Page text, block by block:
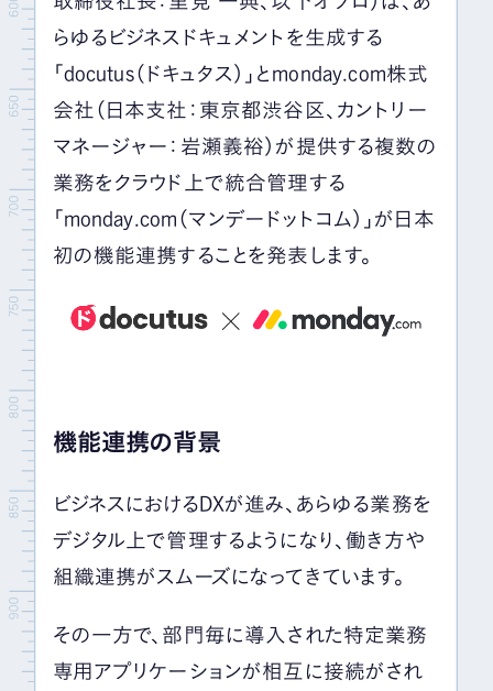
らゆるビジネスドキュメントを生成する
「 docutus（ドキュタス）」とmonday.com株式
会社（日本支社：東京都渋谷区、カントリー
マネージャー：岩瀬義裕）が提供する複数の
業務をクラウド上で統合管理する
「 monday.com （マンデードットコム）」が日本
初の機能連携することを発表します。
機能連携の背景
ビジネスにおける DXが進み、あらゆる業務を
デジタル上で管理するようになり、働き方や
組織連携がスムーズになってきています。
その一方で、部門毎に導入された特定業務
専用アプリケーションが相互に接続がされ